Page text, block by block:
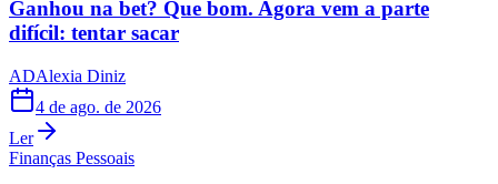
Ganhou na bet? Que bom. Agora vem a parte
difícil: tentar sacar
ADAlexia Diniz
4 de ago. de 2026
Ler
Finanças Pessoais